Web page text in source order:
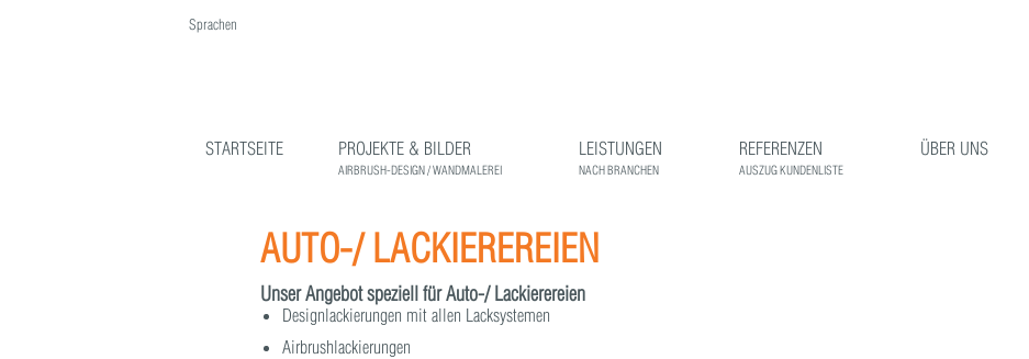
Sprachen
STARTSEITE PROJEKTE & BILDER
AIRBRUSH-DESIGN / WANDMALEREI
LEISTUNGEN
NACH BRANCHEN
REFERENZEN
AUSZUG KUNDENLISTE
ÜBER UNS
AUTO-/ LACKIEREREIEN
Unser Angebot speziell für Auto-/ Lackierereien
Designlackierungen mit allen Lacksystemen
Airbrushlackierungen